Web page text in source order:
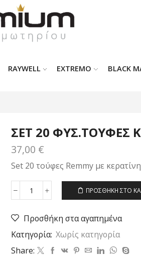
RAYWELL EXTREMO BLACK
ΣΕΤ 20 ΦΥΣ.ΤΟΥΦΕΣ
37,00 €
Set 20 τούφες Remmy με
ΣΕΤ
ΦΥΣ.ΤΟΥΦΕΣ
ΚΕΡΑΤΙΝΗΣ
Νο1.0
-50cm
ποσότητα
ΠΡΟΣΘΉΚΗ ΣΤΟ
Προσθήκη στα αγαπημένα
Κατηγορία: Χωρίς κατηγορία
Share: